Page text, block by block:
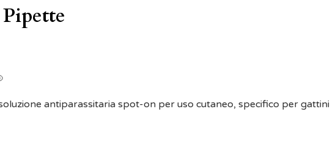
antiparassitaria spot-on per uso cutaneo, specifico per gattini